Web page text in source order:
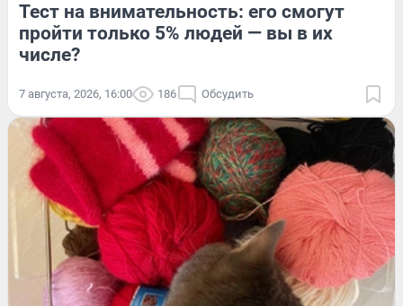
Тест на внимательность: его смогут
пройти только 5% людей — вы в их
числе?
7 августа, 2026, 16:00 186 Обсудить